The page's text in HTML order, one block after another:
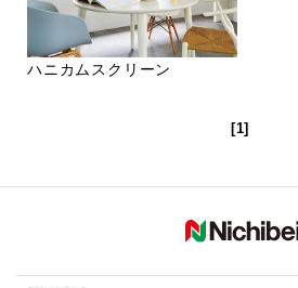
ハニカムスクリーン
[1]